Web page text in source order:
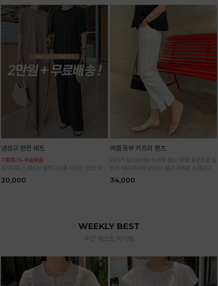
냉장고 편한 세트
기획특가+무료배송
입자마자 느껴지는 쿨링감으로 시원한 셋업! 넉넉
20,000
여름 8부 카프리 팬츠
다리가 길어보이는 8부핏 팬츠! 트임 포인트로 발
목은 여리여리해 보이는! 얇고 가벼운 소재감으로
*블랙·주문폭주로 인한 입고지연·순차발송 진행중
34,000
WEEKLY BEST
주간 베스트 아이템